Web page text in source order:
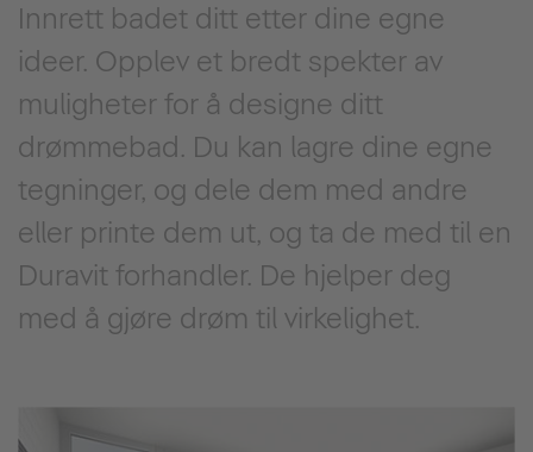
Innrett badet ditt etter dine egne
ideer. Opplev et bredt spekter av
muligheter for å designe ditt
drømmebad. Du kan lagre dine egne
tegninger, og dele dem med andre
eller printe dem ut, og ta de med til en
Duravit forhandler. De hjelper deg
med å gjøre drøm til virkelighet.